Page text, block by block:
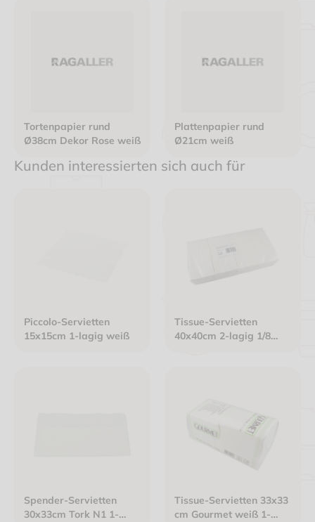
Tortenpapier rund
Ø38cm Dekor Rose weiß
Plattenpapier rund
Ø21cm weiß
Kunden interessierten sich auch für
Piccolo-Servietten
15x15cm 1-lagig weiß
Tissue-Servietten
40x40cm 2-lagig 1/8
Spender-Servietten
30x33cm Tork N1 1-
Tissue-Servietten 33x33
cm Gourmet weiß 1-